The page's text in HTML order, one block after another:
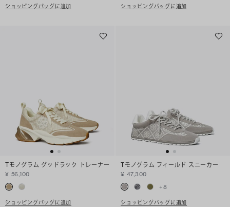
ショッピングバッグに追加 ショッピングバッグに追加
Tモノグラム グッドラック トレーナー
¥ 56,100
ショッピングバッグに追加
Tモノグラム フィールド スニーカー
¥ 47,300
+8
ショッピングバッグに追加